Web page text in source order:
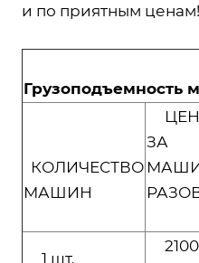
и по приятным ценам!
Грузоподъемность
КОЛИЧЕСТВО
МАШИН
ЗА
1 шт.
2100